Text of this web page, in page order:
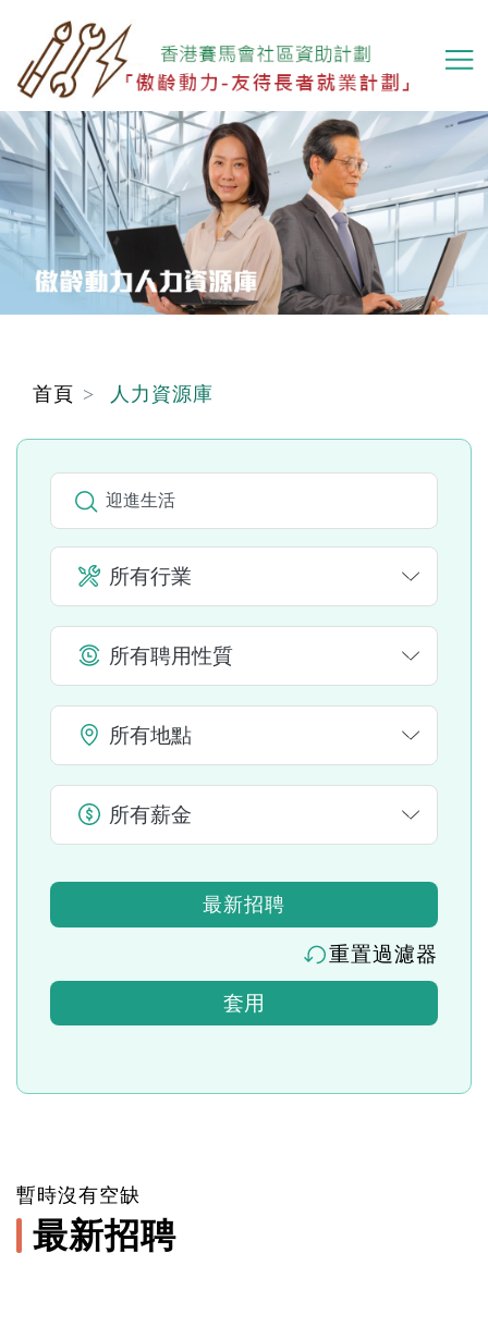
主
內
容
首頁 人力資源庫
所有行業
所有聘用性質
所有地點
所有薪金
最新招聘
重置過濾器
套用
暫時沒有空缺
最新招聘